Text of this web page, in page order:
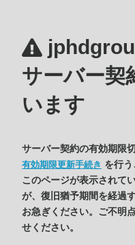
サーバー契
います
サーバー契約の有効期限
有効期限更新手続き を行
このページが表示されて
が、復旧猶予期間を経過
お急ぎください。ご不明
せください。